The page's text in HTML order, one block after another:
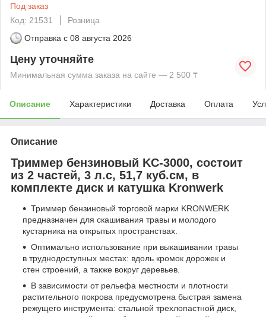
Под заказ
Код: 21531
Розница
Отправка с 08 августа 2026
Цену уточняйте
Минимальная сумма заказа на сайте — 2 500 ₸
Описание Характеристики Доставка Оплата
Описание
Триммер бензиновый KC-3000, состоит
из 2 частей, 3 л.с, 51,7 куб.см, в
комплекте диск и катушка Kronwerk
Триммер бензиновый торговой марки KRONWERK
предназначен для скашивания травы и молодого
кустарника на открытых пространствах.
Оптимально использование при выкашивании травы
в труднодоступных местах: вдоль кромок дорожек и
стен строений, а также вокруг деревьев.
В зависимости от рельефа местности и плотности
растительного покрова предусмотрена быстрая замена
режущего инструмента: стальной трехлопастной диск,